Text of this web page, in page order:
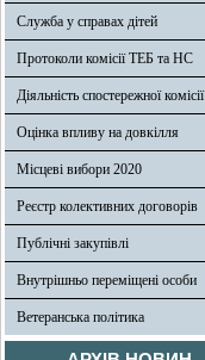
Служба у справах дітей
Протоколи комісії ТЕБ та НС
Діяльність спостережної комісії
Оцінка впливу на довкілля
Місцеві вибори 2020
Реєстр колективних договорів
Публічні закупівлі
Внутрішньо переміщені особи
Ветеранська політика